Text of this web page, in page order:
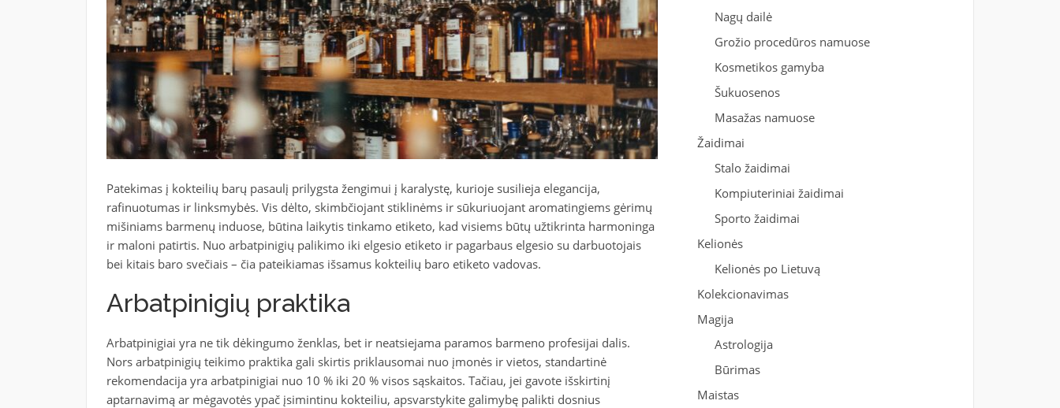
Patekimas į kokteilių barų pasaulį prilygsta žengimui į karalystę, kurioje susilieja elegancija,
rafinuotumas ir linksmybės. Vis dėlto, skimbčiojant stiklinėms ir sūkuriuojant aromatingiems gėrimų
mišiniams barmenų induose, būtina laikytis tinkamo etiketo, kad visiems būtų užtikrinta harmoninga
ir maloni patirtis. Nuo arbatpinigių palikimo iki elgesio etiketo ir pagarbaus elgesio su darbuotojais
bei kitais baro svečiais – čia pateikiamas išsamus kokteilių baro etiketo vadovas.
Arbatpinigių praktika
Arbatpinigiai yra ne tik dėkingumo ženklas, bet ir neatsiejama paramos barmeno profesijai dalis.
Nors arbatpinigių teikimo praktika gali skirtis priklausomai nuo įmonės ir vietos, standartinė
rekomendacija yra arbatpinigiai nuo 10 % iki 20 % visos sąskaitos. Tačiau, jei gavote išskirtinį
aptarnavimą ar mėgavotės ypač įsimintinu kokteiliu, apsvarstykite galimybę palikti dosnius
Nagų dailė
Grožio procedūros namuose
Kosmetikos gamyba
Šukuosenos
Masažas namuose
Žaidimai
Stalo žaidimai
Kompiuteriniai žaidimai
Sporto žaidimai
Kelionės
Kelionės po Lietuvą
Kolekcionavimas
Magija
Astrologija
Būrimas
Maistas